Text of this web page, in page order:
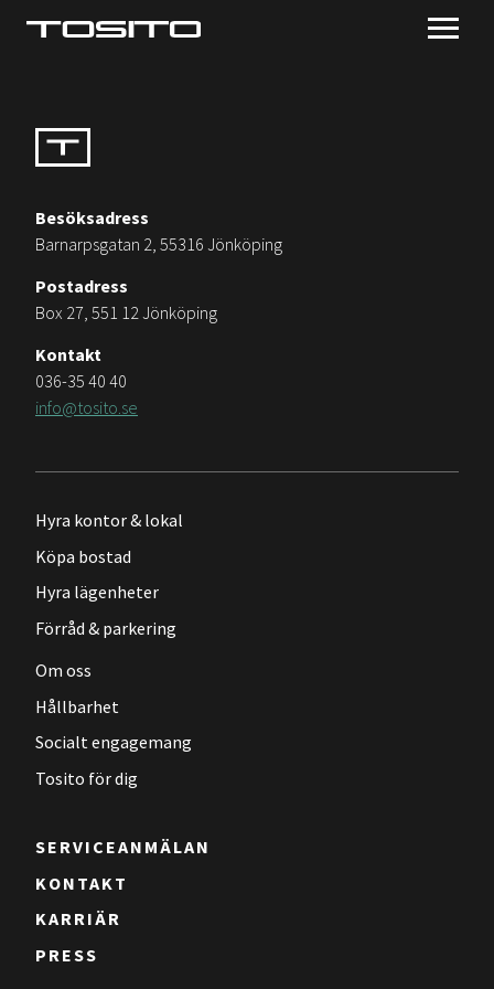
Besöksadress
Barnarpsgatan 2, 55316 Jönköping
Postadress
Box 27, 551 12 Jönköping
Kontakt
036-35 40 40
info@tosito.se
Hyra kontor & lokal
Köpa bostad
Hyra lägenheter
Förråd & parkering
Om oss
Hållbarhet
Socialt engagemang
Tosito för dig
SERVICEANMÄLAN
KONTAKT
KARRIÄR
PRESS